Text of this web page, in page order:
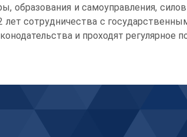
образования и самоуправления,
сотрудничества с
и проходят регулярное